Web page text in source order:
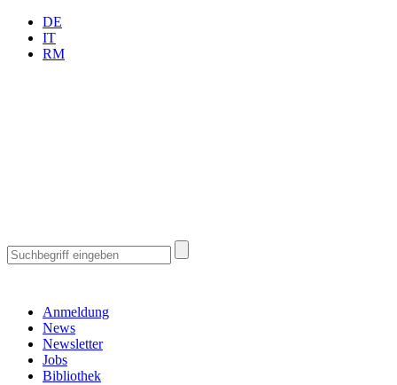
DE
IT
RM
Anmeldung
News
Newsletter
Jobs
Bibliothek